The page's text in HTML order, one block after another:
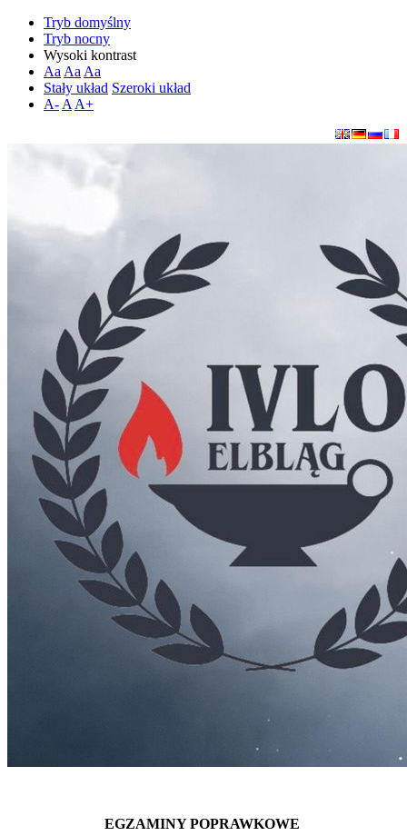
Tryb domyślny
Tryb nocny
Wysoki kontrast
Aa Aa Aa
Stały układ Szeroki układ
A- A A+
EGZAMINY POPRAWKOWE